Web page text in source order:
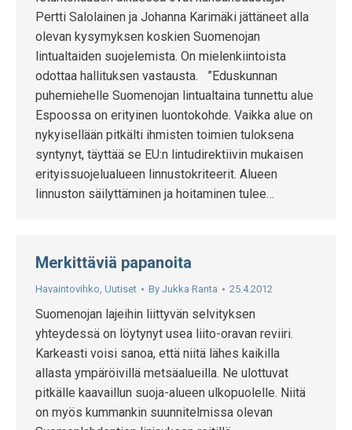
Pertti Salolainen ja Johanna Karimäki jättäneet alla
olevan kysymyksen koskien Suomenojan
lintualtaiden suojelemista. On mielenkiintoista
odottaa hallituksen vastausta. ”Eduskunnan
puhemiehelle Suomenojan lintualtaina tunnettu alue
Espoossa on erityinen luontokohde. Vaikka alue on
nykyisellään pitkälti ihmisten toimien tuloksena
syntynyt, täyttää se EU:n lintudirektiivin mukaisen
erityissuojelualueen linnustokriteerit. Alueen
linnuston säilyttäminen ja hoitaminen tulee…
Merkittäviä papanoita
Havaintovihko, Uutiset By Jukka Ranta 25.4.2012
Suomenojan lajeihin liittyvän selvityksen
yhteydessä on löytynyt usea liito-oravan reviiri.
Karkeasti voisi sanoa, että niitä lähes kaikilla
allasta ympäröivillä metsäalueilla. Ne ulottuvat
pitkälle kaavaillun suoja-alueen ulkopuolelle. Niitä
on myös kummankin suunnitelmissa olevan